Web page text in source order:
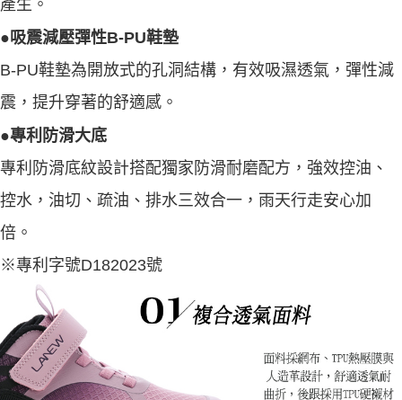
產生。
●吸震減壓彈性B-PU鞋墊
B-PU鞋墊為開放式的孔洞結構，有效吸濕透氣，彈性減
震，提升穿著的舒適感。
●專利防滑大底
專利防滑底紋設計搭配獨家防滑耐磨配方，強效控油、
控水，油切、疏油、排水三效合一，雨天行走安心加
倍。
※專利字號D182023號